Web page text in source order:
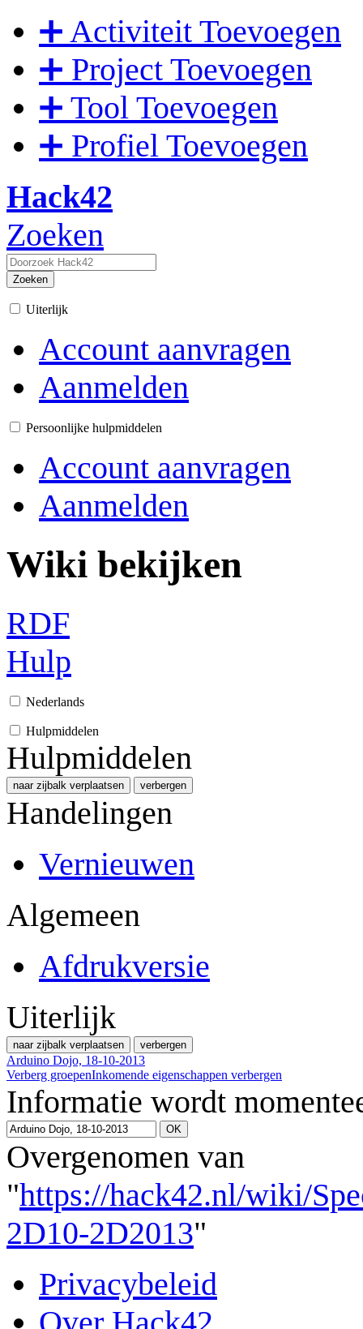
➕ Activiteit Toevoegen
➕ Project Toevoegen
➕ Tool Toevoegen
➕ Profiel Toevoegen
Hack42
Zoeken
Zoeken
Uiterlijk
Account aanvragen
Aanmelden
Persoonlijke hulpmiddelen
Account aanvragen
Aanmelden
Wiki bekijken
RDF
Hulp
Nederlands
Hulpmiddelen
Hulpmiddelen
naar zijbalk verplaatsen verbergen
Handelingen
Vernieuwen
Algemeen
Afdrukversie
Uiterlijk
naar zijbalk verplaatsen verbergen
Arduino Dojo, 18-10-2013
Verberg groepenInkomende eigenschappen verbergen
Informatie wordt
Overgenomen van
"https://hack42.nl/wiki/
2D10-2D2013"
Privacybeleid